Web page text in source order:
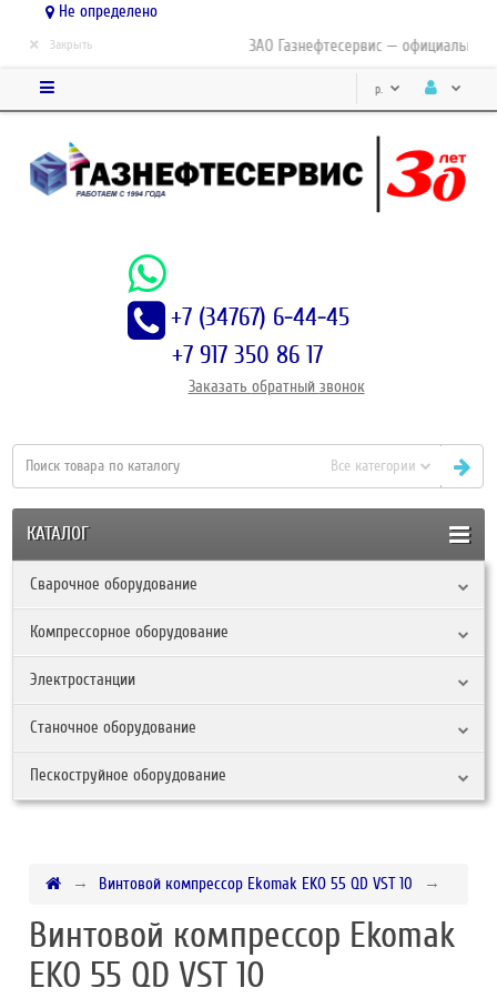
Не определено
ЗАО Газнефтесервис — официальный
× Закрыть
р.
+7 (34767) 6-44-45
+7 917 350 86 17
Заказать обратный звонок
Все категории
КАТАЛОГ
Сварочное оборудование
Компрессорное оборудование
Электростанции
Станочное оборудование
Пескоструйное оборудование
Винтовой компрессор Ekomak EKO 55 QD VST 10
Винтовой компрессор Ekomak
EKO 55 QD VST 10